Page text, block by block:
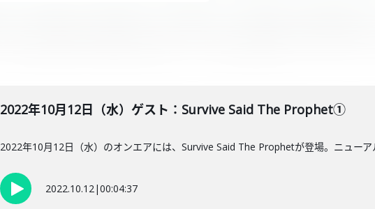
2022年10月12日（水）ゲスト：Survive Said The Prophet①
2022年10月12日（水）のオンエアには、Survive Said The Prophetが登場。ニュー
2022.10.12|00:04:37